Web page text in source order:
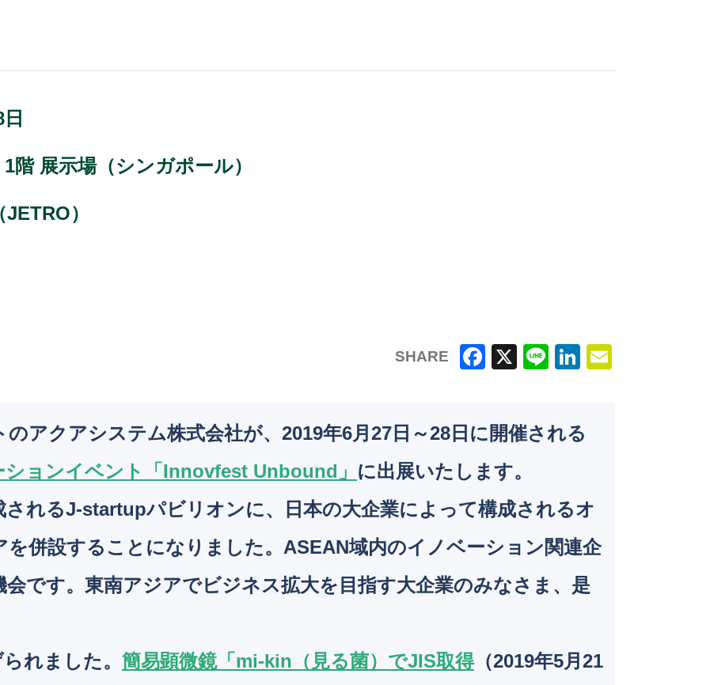
階 展示場（シンガポール）
）
SHARE
c
e
b
o
e
k
n
のアクアシステム株式会社が、2019年6月27日～28日に開催される
ョンイベント「Innovfest Unbound」 に出展いたします。
されるJ-startupパビリオンに、日本の大企業によって構成されるオ
併設することになりました。ASEAN域内のイノベーション関連企
です。東南アジアでビジネス拡大を目指す大企業のみなさま、是
れました。 簡易顕微鏡「mi-kin（見る菌）でJIS取得（2019年5月21